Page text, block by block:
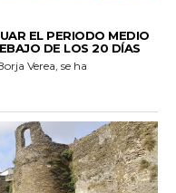
EL PERIODO MEDIO
DE LOS 20 DÍAS
Verea, se ha